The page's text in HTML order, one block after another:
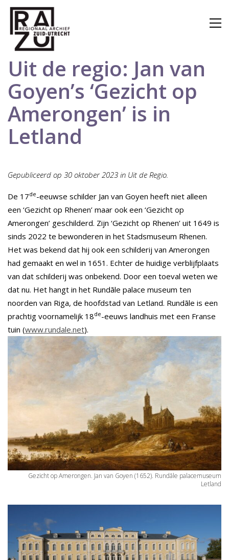
Uit de regio: Jan van
Goyen’s ‘Gezicht op
Amerongen’ is in
Letland
Gepubliceerd op 30 oktober 2023 in Uit de Regio.
De 17de-eeuwse schilder Jan van Goyen heeft niet alleen
een ‘Gezicht op Rhenen’ maar ook een ‘Gezicht op
Amerongen’ geschilderd. Zijn ‘Gezicht op Rhenen’ uit 1649 is
sinds 2022 te bewonderen in het Stadsmuseum Rhenen.
Het was bekend dat hij ook een schilderij van Amerongen
had gemaakt en wel in 1651. Echter de huidige verblijfplaats
van dat schilderij was onbekend. Door een toeval weten we
dat nu. Het hangt in het Rundāle palace museum ten
noorden van Riga, de hoofdstad van Letland. Rundāle is een
prachtig voornamelijk 18de-eeuws landhuis met een Franse
tuin (www.rundale.net).
Gezicht op Amerongen. Jan van Goyen (1652). Rundāle palacemuseum
Letland